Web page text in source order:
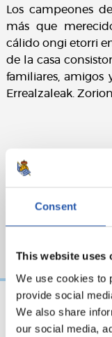
Consent
This website uses
We use cookies to
provide social
We also share
our social media,
Los campeones
más que
cálido ongi etorri
de la casa
familiares,
Errealzaleak.
09/08/2026